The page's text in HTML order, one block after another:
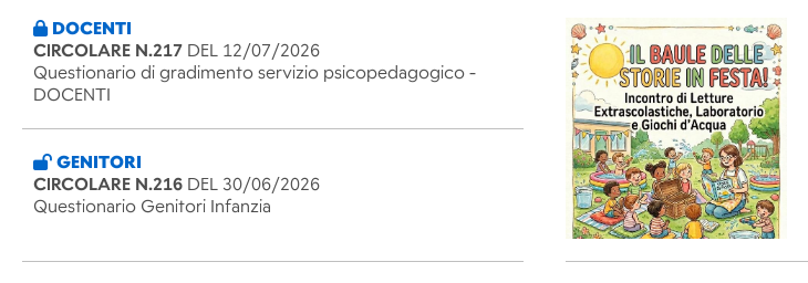
DOCENTI
CIRCOLARE N.217 DEL 12/07/2026
Questionario di gradimento servizio psicopedagogico -
DOCENTI
GENITORI
CIRCOLARE N.216 DEL 30/06/2026
Questionario Genitori Infanzia